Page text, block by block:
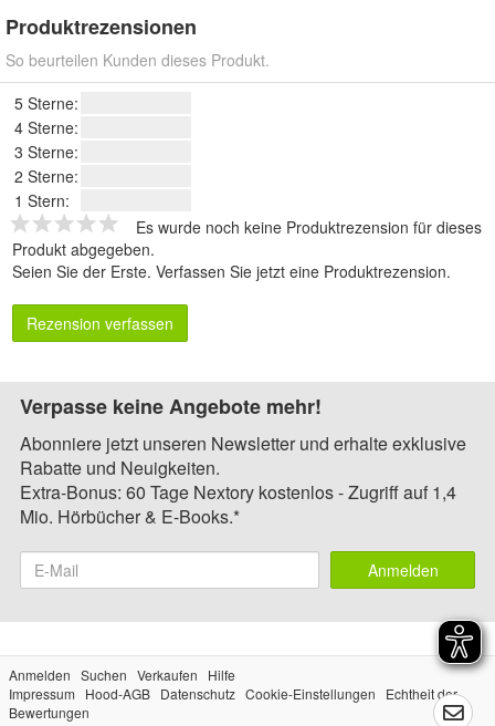
Produktrezensionen
So beurteilen Kunden dieses Produkt.
5 Sterne:
4 Sterne:
3 Sterne:
2 Sterne:
1 Stern:
Es wurde noch keine Produktrezension für dieses
Produkt abgegeben.
Seien Sie der Erste. Verfassen Sie jetzt eine Produktrezension.
Rezension verfassen
Verpasse keine Angebote mehr!
Abonniere jetzt unseren Newsletter und erhalte exklusive
Rabatte und Neuigkeiten.
Extra-Bonus: 60 Tage Nextory kostenlos - Zugriff auf 1,4
Mio. Hörbücher & E-Books.*
Anmelden
Anmelden Suchen Verkaufen
Hilfe
Impressum
Hood-AGB Datenschutz Cookie-Einstellungen
Echtheit der
Bewertungen